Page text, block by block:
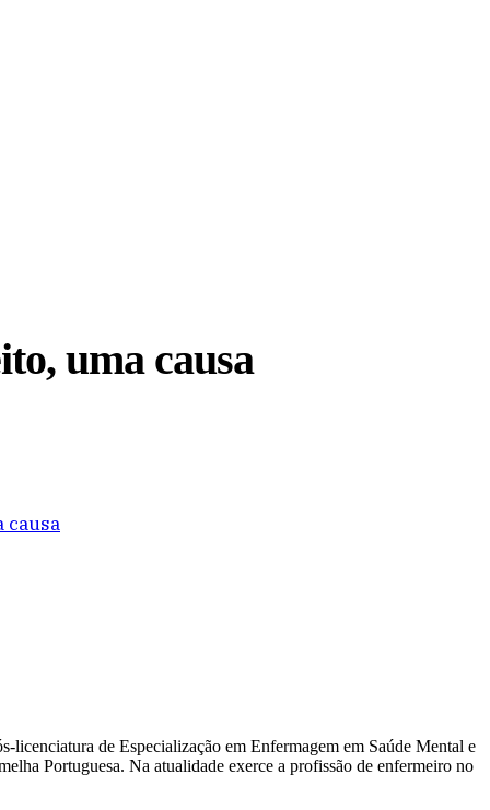
uma causa
causa
de Especialização em Enfermagem em Saúde Mental e
Portuguesa. Na atualidade exerce a profissão de enfermeiro no